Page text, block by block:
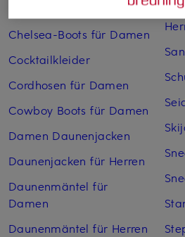
Chelsea Boots für Herren
Chelsea-Boots für Damen
Cocktailkleider
Cordhosen für Damen
Cowboy Boots für Damen
Damen Daunenjacken
Daunenjacken für Herren
Daunenmäntel für
Damen
Daunenmäntel für Herren